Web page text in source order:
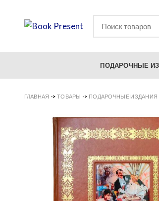
ПОДАРОЧНЫЕ
ГЛАВНАЯ -> ТОВАРЫ -> ПОДАРОЧНЫЕ ИЗДАНИЯ